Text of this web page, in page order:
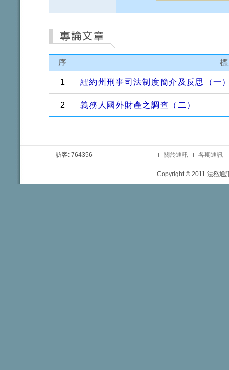
序
1 紐約州刑事司法制度簡介及反思（一
2 義務人國外財產之調查（二）
訪客: 764356 關於通訊 各期通訊
Copyright © 2011 法務